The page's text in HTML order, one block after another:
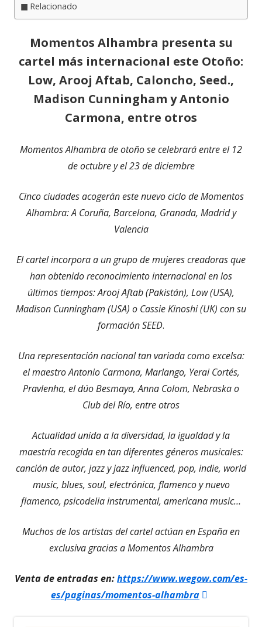
Relacionado
Momentos Alhambra presenta su
cartel más internacional este Otoño:
Low, Arooj Aftab, Caloncho, Seed.,
Madison Cunningham y Antonio
Carmona, entre otros
Momentos Alhambra de otoño se celebrará entre el 12
de octubre y el 23 de diciembre
Cinco ciudades acogerán este nuevo ciclo de Momentos
Alhambra: A Coruña, Barcelona, Granada, Madrid y
Valencia
El cartel incorpora a un grupo de mujeres creadoras que
han obtenido reconocimiento internacional en los
últimos tiempos: Arooj Aftab (Pakistán), Low (USA),
Madison Cunningham (USA) o Cassie Kinoshi (UK) con su
formación SEED.
Una representación nacional tan variada como excelsa:
el maestro Antonio Carmona, Marlango, Yerai Cortés,
Pravlenha, el dúo Besmaya, Anna Colom, Nebraska o
Club del Río, entre otros
Actualidad unida a la diversidad, la igualdad y la
maestría recogida en tan diferentes géneros musicales:
canción de autor, jazz y jazz influenced, pop, indie, world
music, blues, soul, electrónica, flamenco y nuevo
flamenco, psicodelia instrumental, americana music…
Muchos de los artistas del cartel actúan en España en
exclusiva gracias a Momentos Alhambra
Venta de entradas en:https://www.wegow.com/es-
es/paginas/momentos-alhambra